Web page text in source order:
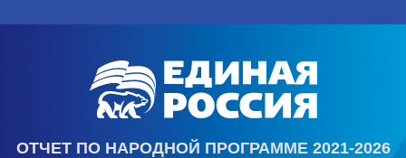
ОТЧЕТ ПО НАРОДНОЙ ПРОГРАММЕ 2021-2026